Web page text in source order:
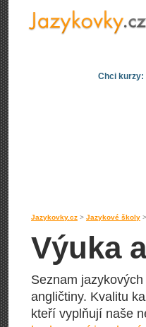
Chci kurzy:
Jazykovky.cz > Jazykové školy >
Výuka
Seznam
angličtiny. Kvalitu
kteří vyplňují naše